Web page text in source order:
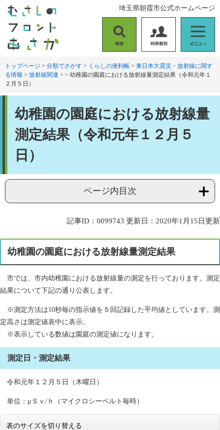
す
。
し
て
索
用
者
別
ニ
ュ
ー
埼玉県朝霞市公式ホームページ
トップページ > 分類でさがす > くらしの便利帳 > 東日本大震災・放射線に関す
る情報 > 放射線関連 > > 幼稚園の園庭における放射線量測定結果（令和元年１
２月５日）
幼稚園の園庭における放射線量
測定結果（令和元年１２月５
日）
ページ内目次
記事ID：0099743 更新日：2020年1月15日更新
幼稚園の園庭における放射線量測定結果
市では、市内幼稚園における放射線量の測定を行っております。測定
結果について下記の通り公表します。
※測定方法は10秒毎の指示値を５回記録した平均値としています。測
定高さは測定値表中に表示。
※表示している数値は園庭の測定値になります。
測定日・測定結果
令和元年１２月５日（木曜日）
単位：μＳｖ/ｈ（マイクロシーベルト毎時）
表のサイズを切り替える